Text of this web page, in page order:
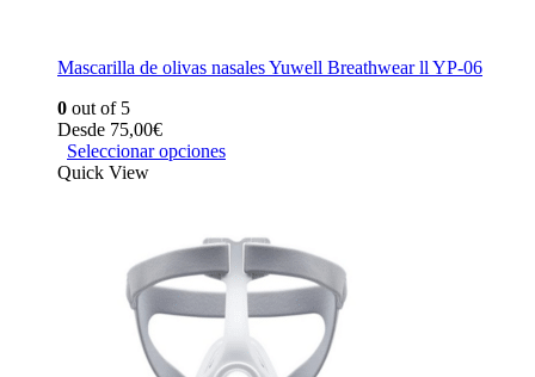
Mascarilla de olivas nasales Yuwell Breathwear ll YP-06
0 out of 5
Desde 75,00€
Seleccionar opciones
Quick View